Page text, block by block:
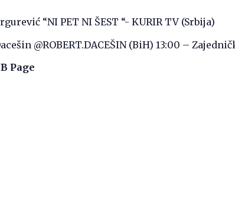
“NI PET NI ŠEST “- KURIR TV (Srbija)
@ROBERT.DACEŠIN (BiH) 13:00 –
Page